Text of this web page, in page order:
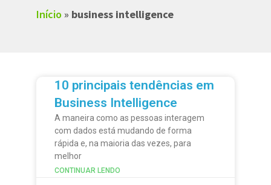
Início » business intelligence
10 principais tendências em
Business Intelligence
A maneira como as pessoas interagem
com dados está mudando de forma
rápida e, na maioria das vezes, para
melhor
CONTINUAR LENDO